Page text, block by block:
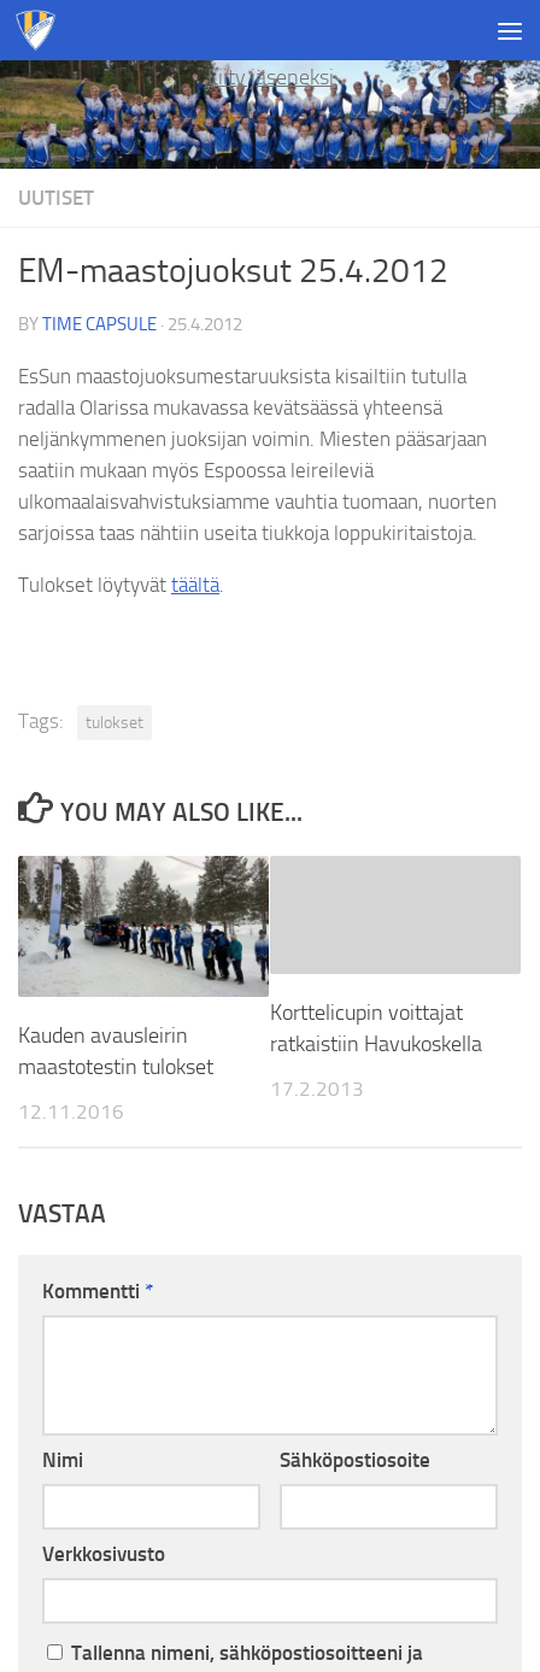
Skip to content
Liity jäseneksi
UUTISET
EM-maastojuoksut 25.4.2012
BYTIME CAPSULE · 25.4.2012
EsSun maastojuoksumestaruuksista kisailtiin tutulla
radalla Olarissa mukavassa kevätsäässä yhteensä
neljänkymmenen juoksijan voimin. Miesten pääsarjaan
saatiin mukaan myös Espoossa leireileviä
ulkomaalaisvahvistuksiamme vauhtia tuomaan, nuorten
sarjoissa taas nähtiin useita tiukkoja loppukiritaistoja.
Tulokset löytyvät täältä
Tags: tulokset
YOU MAY ALSO LIKE...
Kauden avausleirin
maastotestin tulokset
12.11.2016
Korttelicupin voittajat
ratkaistiin Havukoskella
17.2.2013
VASTAA
Kommentti *
Nimi Sähköpostiosoite
Verkkosivusto
Tallenna nimeni, sähköpostiosoitteeni ja